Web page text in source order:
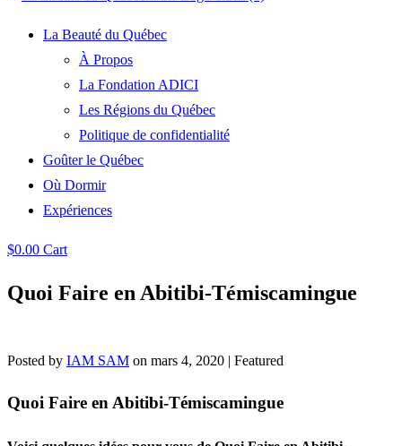
La Beauté du Québec
À Propos
La Fondation ADICI
Les Régions du Québec
Politique de confidentialité
Goûter le Québec
Où Dormir
Expériences
$0.00 Cart
Quoi Faire en Abitibi-Témiscamingue
Posted by IAM SAM on mars 4, 2020 | Featured
Quoi Faire en Abitibi-Témiscamingue